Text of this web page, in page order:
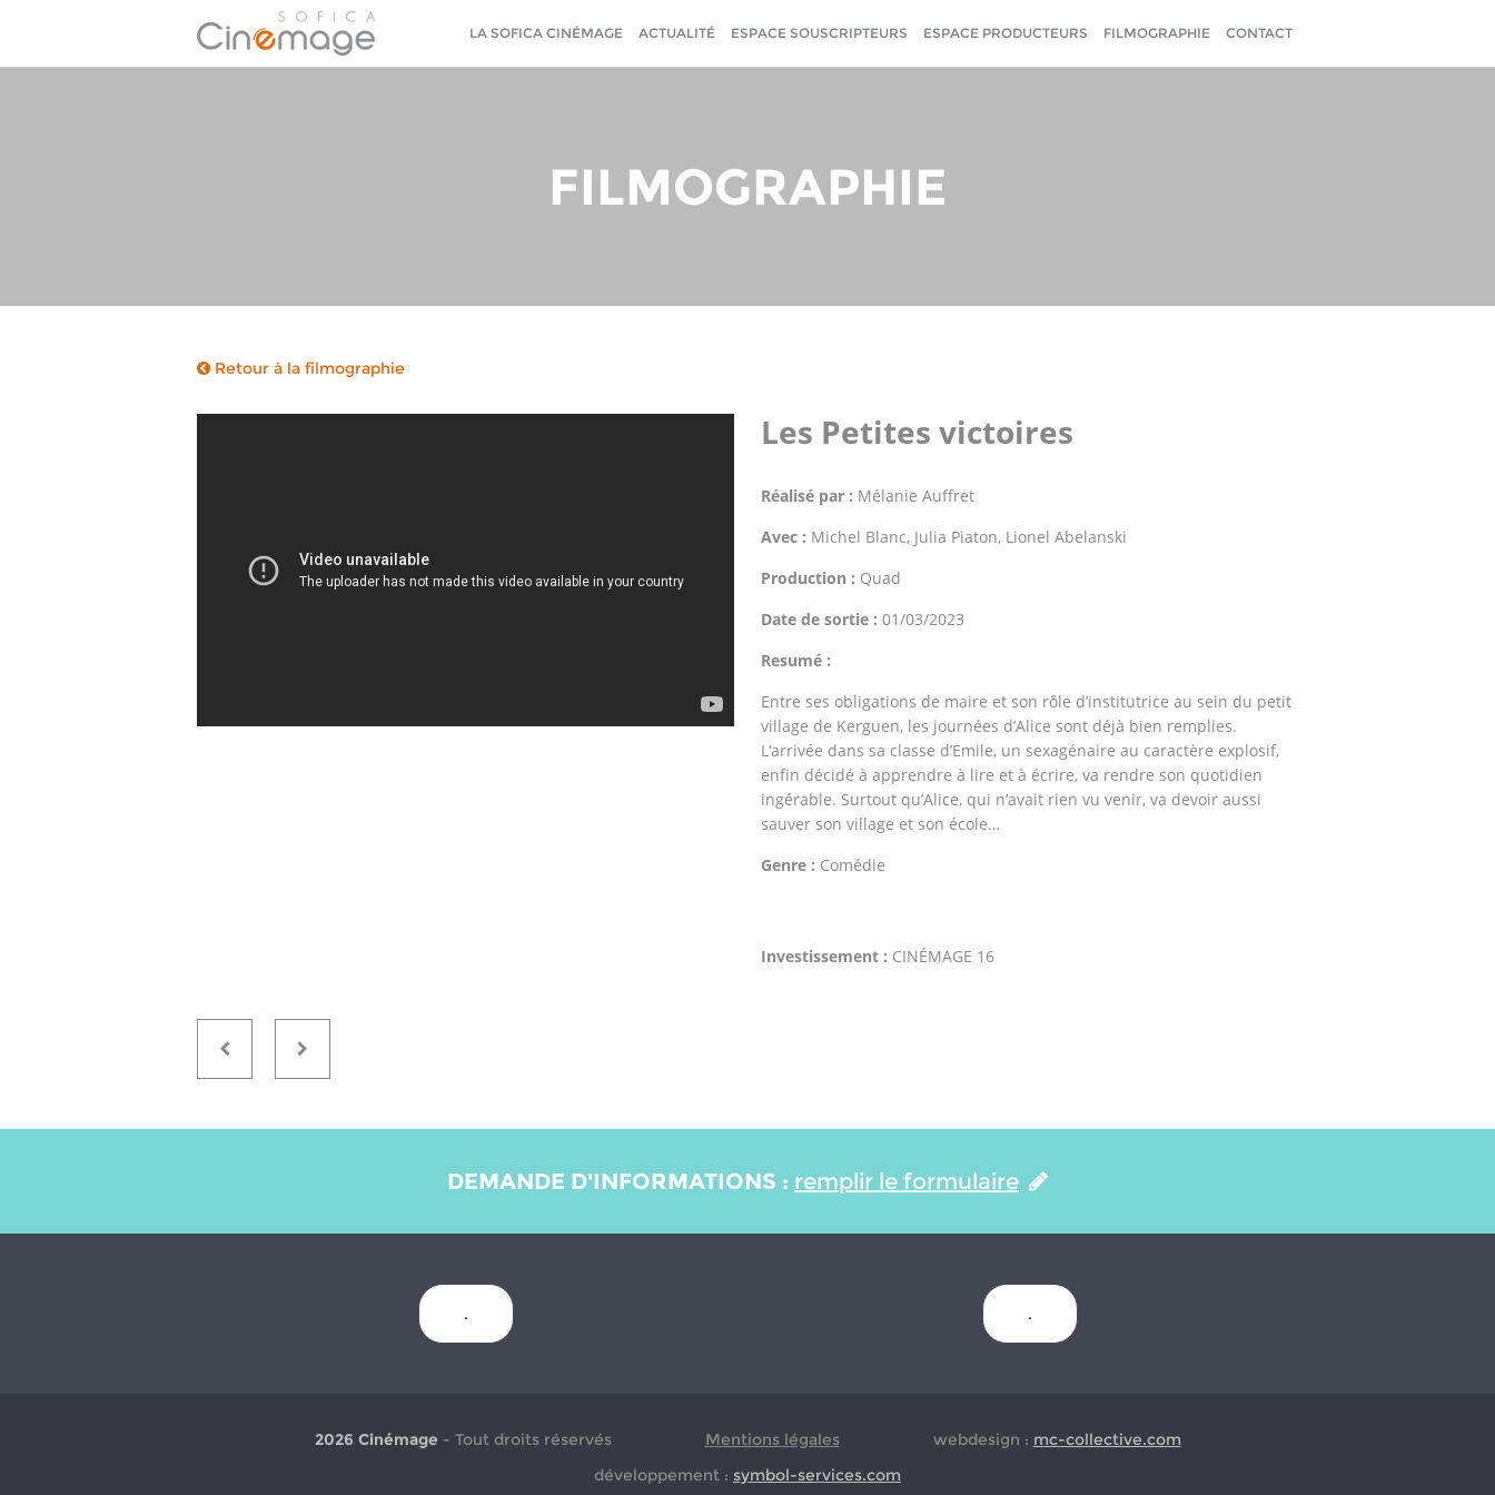
LA SOFICA CINÉMAGE ACTUALITÉ ESPACE SOUSCRIPTEURS ESPACE PRODUCTEURS FILMOGRAPHIE CONTACT
FILMOGRAPHIE
Retour à la filmographie
Les Petites victoires
Réalisé par : Mélanie Auffret
Avec : Michel Blanc, Julia Piaton, Lionel Abelanski
Production : Quad
Date de sortie : 01/03/2023
Resumé :
Entre ses obligations de maire et son rôle d’institutrice au sein du petit
village de Kerguen, les journées d’Alice sont déjà bien remplies.
L’arrivée dans sa classe d’Emile, un sexagénaire au caractère explosif,
enfin décidé à apprendre à lire et à écrire, va rendre son quotidien
ingérable. Surtout qu’Alice, qui n’avait rien vu venir, va devoir aussi
sauver son village et son école…
Genre : Comédie
Investissement : CINÉMAGE 16
DEMANDE D'INFORMATIONS : remplir le formulaire
. .
2026 Cinémage - Tout droits réservés Mentions légales webdesign : mc-collective.com
développement : symbol-services.com